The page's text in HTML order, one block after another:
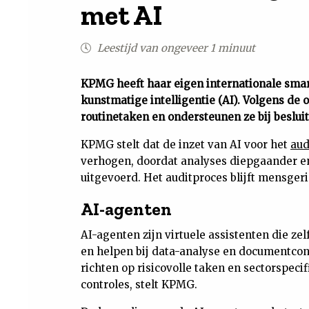
met AI
Leestijd van ongeveer 1 minuut
KPMG heeft haar eigen internationale
kunstmatige intelligentie (AI). Volgens de
routinetaken en ondersteunen ze bij
KPMG stelt dat de inzet van AI voor het
verhogen, doordat analyses
uitgevoerd. Het auditproces blijft
AI-agenten
AI-agenten zijn virtuele assistenten die
en helpen bij data-analyse en
richten op risicovolle taken en
controles, stelt KPMG.